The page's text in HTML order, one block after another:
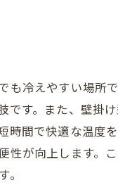
も冷えやすい場所
す。また、壁掛け
間で快適な温度を
性が向上します。